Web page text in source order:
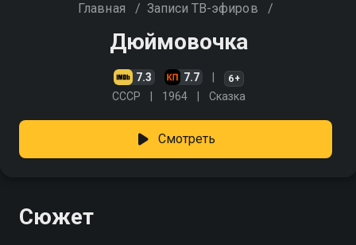
Главная / Записи ТВ-эфиров /
Дюймовочка
7.3 7.7 6+
СССР 1964 Сказка
Смотреть
Сюжет